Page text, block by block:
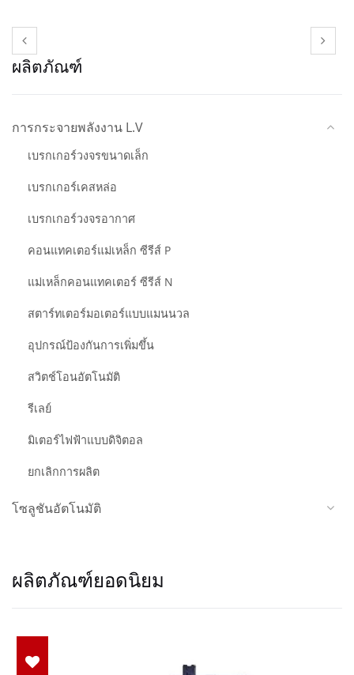
ผลิตภัณฑ์
การกระจายพลังงาน L.V
เบรกเกอร์วงจรขนาดเล็ก
เบรกเกอร์เคสหล่อ
เบรกเกอร์วงจรอากาศ
คอนแทคเตอร์แม่เหล็ก ซีรีส์ P
แม่เหล็กคอนแทคเตอร์ ซีรีส์ N
สตาร์ทเตอร์มอเตอร์แบบแมนนวล
อุปกรณ์ป้องกันการเพิ่มขึ้น
สวิตช์โอนอัตโนมัติ
รีเลย์
มิเตอร์ไฟฟ้าแบบดิจิตอล
ยกเลิกการผลิต
โซลูชันอัตโนมัติ
ผลิตภัณฑ์ยอดนิยม